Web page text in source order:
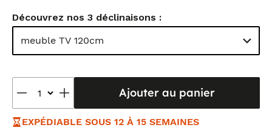
Découvrez nos 3 déclinaisons :
meuble TV 120cm
Ajouter au panier
EXPÉDIABLE SOUS 12 À 15 SEMAINES